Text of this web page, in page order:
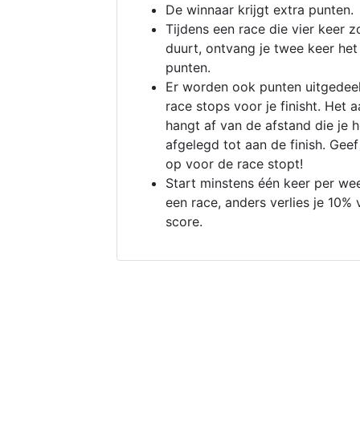
De winnaar krijgt extra punten.
Tijdens een race die vier keer
duurt, ontvang je twee keer
punten.
Er worden ook punten
race stops voor je finisht. Het
hangt af van de afstand die je
afgelegd tot aan de finish.
op voor de race stopt!
Start minstens één keer per
een race, anders verlies je 10%
score.